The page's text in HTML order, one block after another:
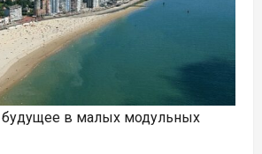
будущее в малых модульных